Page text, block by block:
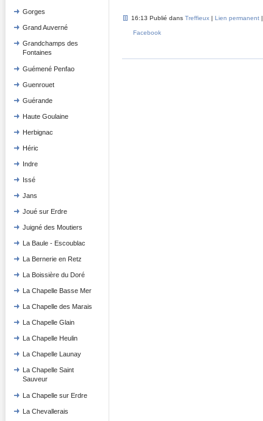
Gorges
Grand Auverné
Grandchamps des
Fontaines
Guémené Penfao
Guenrouet
Guérande
Haute Goulaine
Herbignac
Héric
Indre
Issé
Jans
Joué sur Erdre
Juigné des Moutiers
La Baule - Escoublac
La Bernerie en Retz
La Boissière du Doré
La Chapelle Basse Mer
La Chapelle des Marais
La Chapelle Glain
La Chapelle Heulin
La Chapelle Launay
La Chapelle Saint
Sauveur
La Chapelle sur Erdre
La Chevallerais
16:13 Publié dans Treffieux| Lien permanent|
Facebook